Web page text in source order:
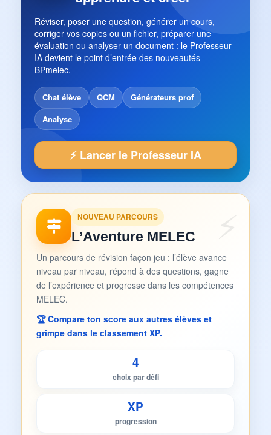
Réviser, poser une question, générer un cours,
corriger vos copies ou un fichier, préparer une
évaluation ou analyser un document : le Professeur
IA devient le point d’entrée des nouveautés
BPmelec.
Chat élève QCM
Générateurs prof
Analyse
⚡ Lancer le Professeur IA
NOUVEAU PARCOURS
L’Aventure MELEC
Un parcours de révision façon jeu : l’élève avance
niveau par niveau, répond à des questions, gagne
de l’expérience et progresse dans les compétences
MELEC.
🏆 Compare ton score aux autres élèves et
grimpe dans le classement XP.
4
choix par défi
XP
progression